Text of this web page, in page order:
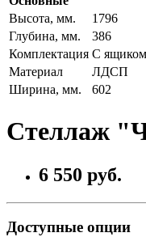
Высота, мм.
1796
Глубина, мм.
386
Комплектация С ящиком
Материал
ЛДСП
Ширина, мм.
602
Стеллаж
6 550 руб.
Доступные опции